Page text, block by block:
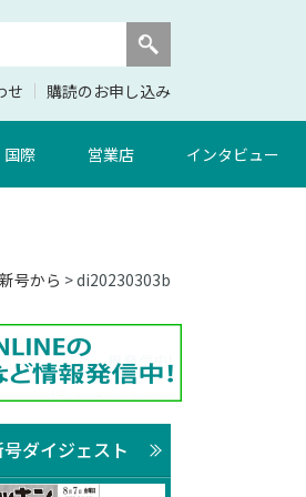
せ 購読のお申し込み
国際 営業店 インタビュー
号から > di20230303b
ダイジェスト